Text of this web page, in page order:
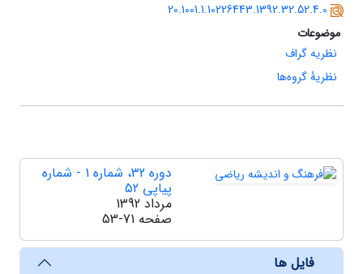
20.1001.1.10226443.1392.32.52.4.0
موضوعات
نظریه گراف
نظریۀ گروه‌ها
دوره 32، شماره 1 - شماره
پیاپی 52
مرداد 1392
صفحه 53-71
فایل ها